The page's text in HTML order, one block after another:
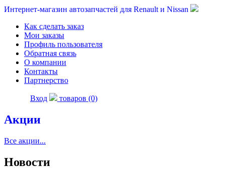
Интернет-магазин автозапчастей для Renault и Nissan
Как сделать заказ
Мои заказы
Профиль пользователя
Обратная связь
О компании
Контакты
Партнерство
Вход товаров (0)
Акции
Все акции...
Новости